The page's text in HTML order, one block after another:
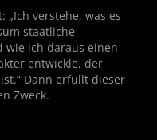
„Ich verstehe, was es
staatliche
wie ich daraus einen
entwickle, der
Dann erfüllt dieser
Zweck.